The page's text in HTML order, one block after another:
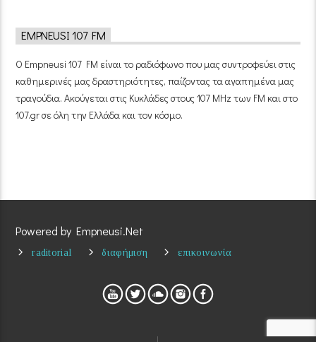
EMPNEUSI 107 FM
Ο Empneusi 107 FM είναι το ραδιόφωνο που μας συντροφεύει στις
καθημερινές μας δραστηριότητες, παίζοντας τα αγαπημένα μας
τραγούδια. Ακούγεται στις Κυκλάδες στους 107 MHz των FM και στο
107.gr σε όλη την Ελλάδα και τον κόσμο.
Powered by Empneusi.Net
raditorial διαφήμιση επικοινωνία